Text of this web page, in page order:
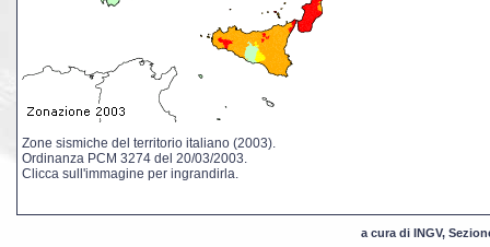
Zone sismiche del territorio italiano (2003).
Ordinanza PCM 3274 del 20/03/2003.
Clicca sull'immagine per ingrandirla.
a cura di INGV,